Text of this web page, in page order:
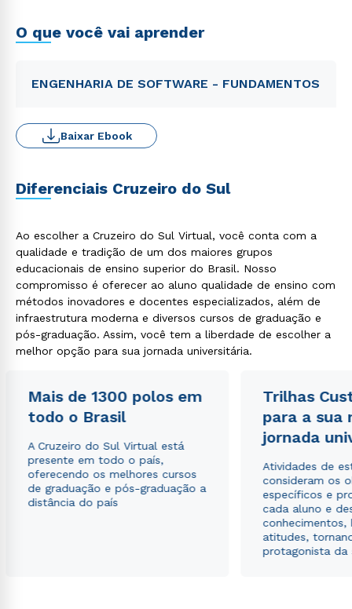
O que você vai aprender
ENGENHARIA DE SOFTWARE - FUNDAMENTOS
Baixar Ebook
Diferenciais Cruzeiro do Sul
Ao escolher a Cruzeiro do Sul Virtual, você conta com a
qualidade e tradição de um dos maiores grupos
educacionais de ensino superior do Brasil. Nosso
compromisso é oferecer ao aluno qualidade de ensino com
métodos inovadores e docentes especializados, além de
infraestrutura moderna e diversos cursos de graduação e
pós-graduação. Assim, você tem a liberdade de escolher a
melhor opção para sua jornada universitária.
Mais de 1300 polos em
todo o Brasil
A Cruzeiro do Sul Virtual está
presente em todo o país,
oferecendo os melhores cursos
de graduação e pós-graduação a
distância do país
Trilhas
para a sua
jornada
Atividades de
consideram os
específicos e
cada aluno e
conhecimentos,
atitudes,
protagonista da